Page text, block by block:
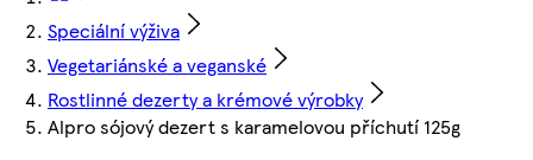
Speciální výživa
Vegetariánské a veganské
Rostlinné dezerty a krémové výrobky
Alpro sójový dezert s karamelovou příchutí 125g